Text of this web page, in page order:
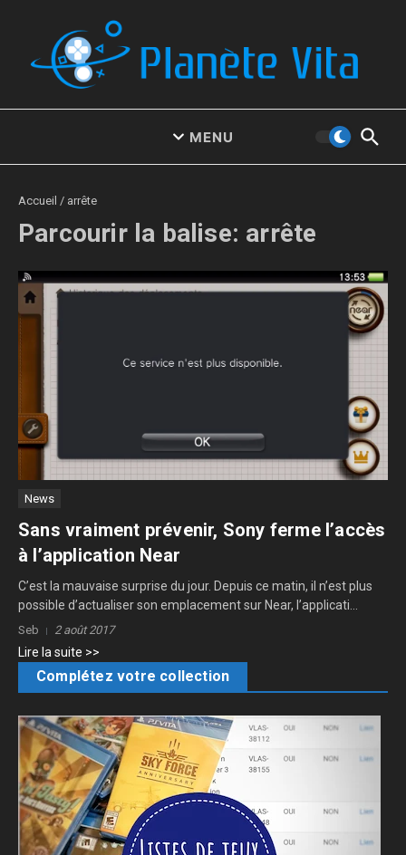
MENU
Accueil / arrête
Parcourir la balise: arrête
News
Sans vraiment prévenir, Sony ferme l’accès
à l’application Near
C’est la mauvaise surprise du jour. Depuis ce matin, il n’est plus
possible d’actualiser son emplacement sur Near, l’applicati...
Seb 2 août 2017
Lire la suite >>
Complétez votre collection